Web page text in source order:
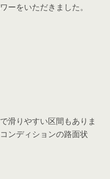
ーをいただきました。
滑りやすい区間もありま
ンディションの路面状